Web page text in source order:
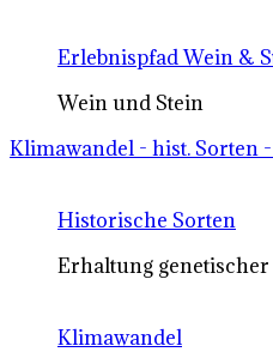
Erlebnispfad Wein &
Wein und Stein
Klimawandel - hist. Sorten
Historische Sorten
Erhaltung
Klimawandel